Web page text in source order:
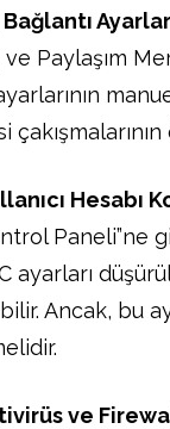
Bağlantı
ve Paylaşım
Hesabı
Paneli”ne
ayarları
Ancak, bu
ve